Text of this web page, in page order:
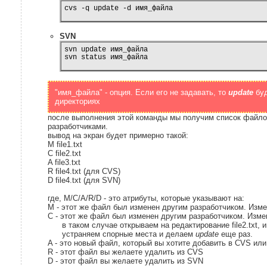
cvs -q update -d имя_файла
SVN
svn update имя_файла
"имя_файла" - опция. Если его не задавать, то update
директориях
после выполнения этой команды мы получим список
разработчиками.
вывод на экран будет примерно такой:
M file1.txt
C file2.txt
A file3.txt
R file4.txt (для CVS)
D file4.txt (для SVN)
где, M/C/A/R/D - это атрибуты, которые указывают на:
M - этот же файл был изменен другим разработчиком.
С - этот же файл был изменен другим разработчиком.
в таком случае открываем на редактирование file2.txt,
устраняем спорные места и делаем update еще раз.
A - это новый файл, который вы хотите добавить в CVS
R - этот файл вы желаете удалить из CVS
D - этот файл вы желаете удалить из SVN